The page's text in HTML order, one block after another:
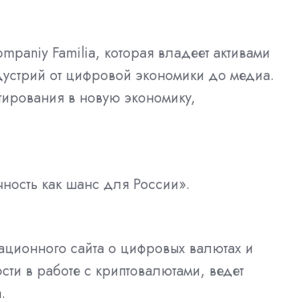
Familia, которая владеет активами
от цифровой экономики до медиа.
в новую экономику,
как шанс для России».
сайта о цифровых валютах и
в работе с криптовалютами, ведет